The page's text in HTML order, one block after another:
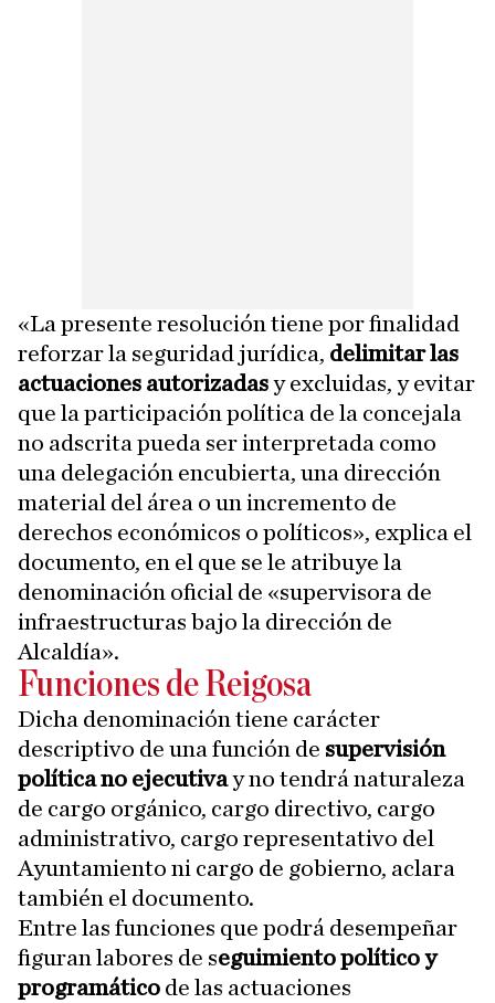
«La presente resolución tiene por finalidad
reforzar la seguridad jurídica, delimitar las
actuaciones autorizadasy excluidas, y evitar
que la participación política de la concejala
no adscrita pueda ser interpretada como
una delegación encubierta, una dirección
material del área o un incremento de
derechos económicos o políticos», explica el
documento, en el que se le atribuye la
denominación oficial de «supervisora de
infraestructuras bajo la dirección de
Alcaldía».
Funciones de Reigosa
Dicha denominación tiene carácter
descriptivo de una función de supervisión
política no ejecutivay no tendrá naturaleza
de cargo orgánico, cargo directivo, cargo
administrativo, cargo representativo del
Ayuntamiento ni cargo de gobierno, aclara
también el documento.
Entre las funciones que podrá desempeñar
figuran labores de seguimiento político y
programático de las actuaciones